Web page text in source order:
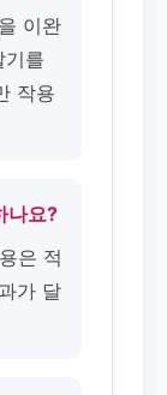
이완
기를
작용
나요?
은 적
가 달